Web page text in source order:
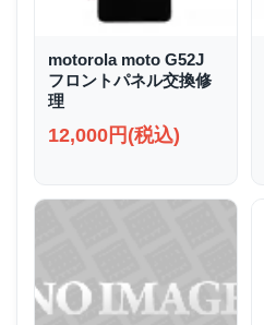
motorola moto G52J
フロントパネル交換修
理
12,000円(税込)